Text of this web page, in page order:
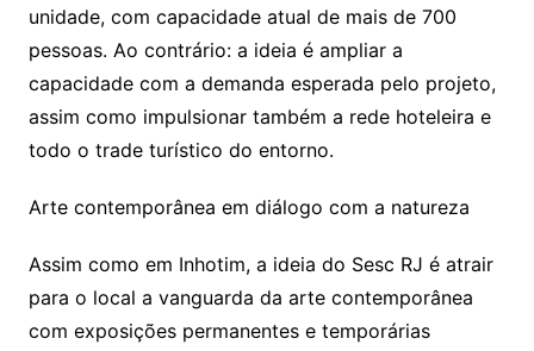
unidade, com capacidade atual de mais de 700
pessoas. Ao contrário: a ideia é ampliar a
capacidade com a demanda esperada pelo projeto,
assim como impulsionar também a rede hoteleira e
todo o trade turístico do entorno.
Arte contemporânea em diálogo com a natureza
Assim como em Inhotim, a ideia do Sesc RJ é atrair
para o local a vanguarda da arte contemporânea
com exposições permanentes e temporárias